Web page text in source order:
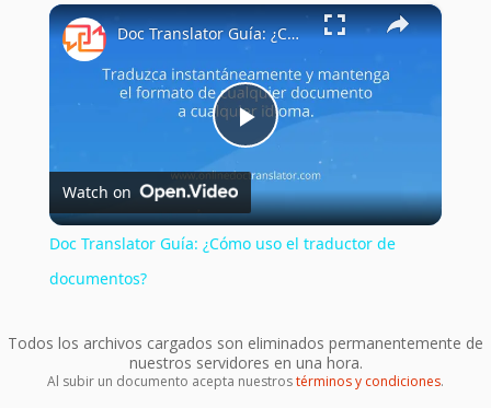
×
Play
Video
Doc Translator Guía: ¿Cómo uso el traductor de documentos?
Watch on
Doc Translator Guía: ¿Cómo uso el traductor de
documentos?
Todos los archivos cargados son eliminados permanentemente de
nuestros servidores en una hora.
Al subir un documento acepta nuestrostérminos y condiciones.